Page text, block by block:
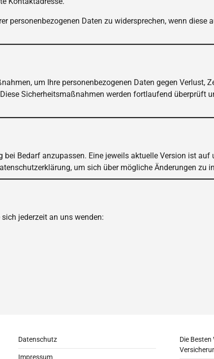
personenbezogenen Daten zu widersprechen, wenn diese
um Ihre personenbezogenen Daten gegen Verlust,
Sicherheitsmaßnahmen werden fortlaufend überprüft
Bedarf anzupassen. Eine jeweils aktuelle Version ist auf
um sich über mögliche Änderungen zu
jederzeit an uns wenden:
Datenschutz
Impressum
Die